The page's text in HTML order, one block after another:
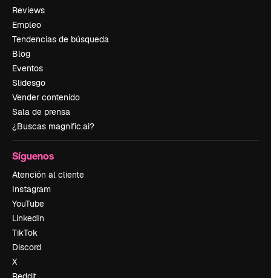
Reviews
Empleo
Tendencias de búsqueda
Blog
Eventos
Slidesgo
Vender contenido
Sala de prensa
¿Buscas magnific.ai?
Síguenos
Atención al cliente
Instagram
YouTube
LinkedIn
TikTok
Discord
X